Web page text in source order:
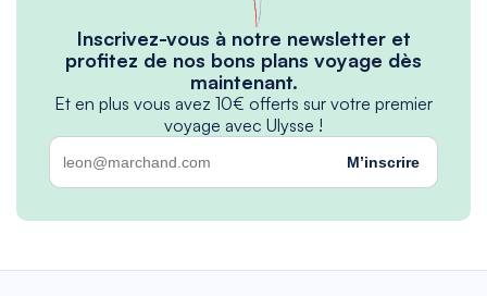
Inscrivez-vous à notre newsletter et
profitez de nos bons plans voyage dès
maintenant.
Et en plus vous avez 10€ offerts sur votre premier
voyage avec Ulysse !
M’inscrire